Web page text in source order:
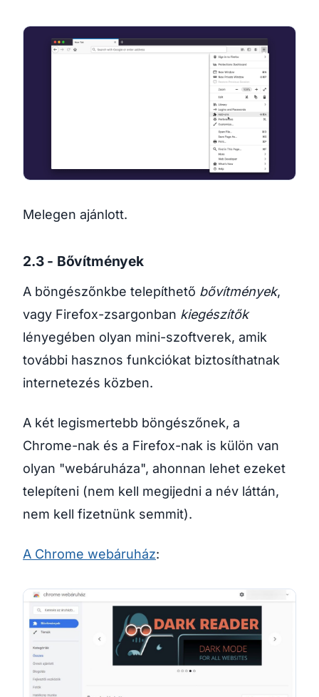
Melegen ajánlott.
2.3 - Bővítmények
A böngészőnkbe telepíthető bővítmények,
vagy Firefox-zsargonban kiegészítők
lényegében olyan mini-szoftverek, amik
további hasznos funkciókat biztosíthatnak
internetezés közben.
A két legismertebb böngészőnek, a
Chrome-nak és a Firefox-nak is külön van
olyan "webáruháza", ahonnan lehet ezeket
telepíteni (nem kell megijedni a név láttán,
nem kell fizetnünk semmit).
A Chrome webáruház: